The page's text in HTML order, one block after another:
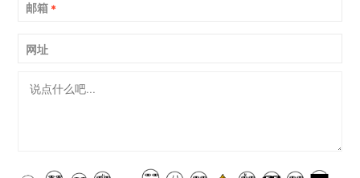
邮箱 *
网址